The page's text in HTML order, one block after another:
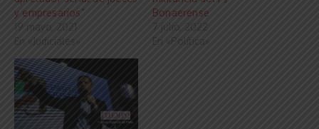
y empresarios”
19 mayo, 2021
En «Judiciales»
Bonaerense
7 julio, 2022
En «Política»